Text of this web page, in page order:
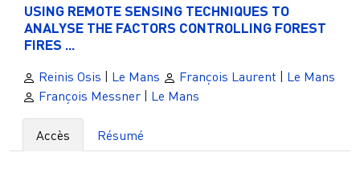
USING REMOTE SENSING TECHNIQUES TO
ANALYSE THE FACTORS CONTROLLING FOREST
FIRES ...
Reinis Osis | Le Mans François Laurent | Le Mans
François Messner | Le Mans
Accès Résumé